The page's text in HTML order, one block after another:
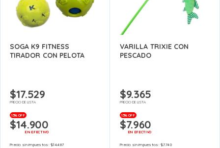
SOGA K9 FITNESS
TIRADOR CON PELOTA
$17.529
PRECIO DE LISTA
15% OFF
$14.900
EN EFECTIVO
Precio sin impuestos:$14.487
VARILLA TRIXIE CON
PESCADO
$9.365
PRECIO DE LISTA
15% OFF
$7.960
EN EFECTIVO
Precio sin impuestos:$7.740